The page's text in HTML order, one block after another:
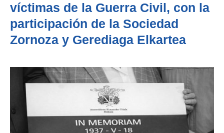
víctimas de la Guerra Civil, con la
participación de la Sociedad
Zornoza y Gerediaga Elkartea